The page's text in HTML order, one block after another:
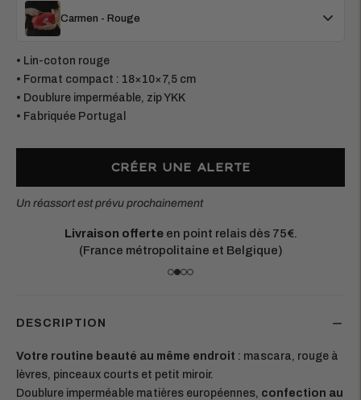
Carmen - Rouge
• Lin-coton rouge
• Format compact : 18×10×7,5 cm
• Doublure imperméable, zip YKK
• Fabriquée Portugal
CRÉER UNE ALERTE
Un réassort est prévu prochainement
Livraison offerteen point relais dès 75€.
(France métropolitaine et Belgique)
DESCRIPTION
Votre routine beauté au même endroit : mascara, rouge à
lèvres, pinceaux courts et petit miroir.
Doublure imperméable matières européennes, confection au